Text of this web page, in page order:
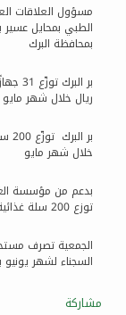
مسؤول العلاقات
الطبي بمحايل عسير
بمحافظة البرك
ريال خلال شهر مايو
خلال شهر مايو
بدعم من مؤسسة
توزع 200 سلة غذائية على الأسر المستفيدة
الجمعية تصرف
السجناء لشهر يونيو بقيمة
مشاركة